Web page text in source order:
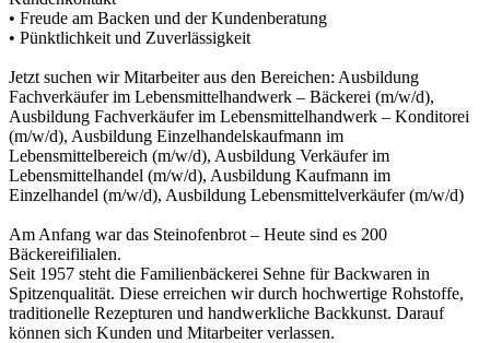
• Freude am Backen und der Kundenberatung
• Pünktlichkeit und Zuverlässigkeit
Jetzt suchen wir Mitarbeiter aus den Bereichen: Ausbildung
Fachverkäufer im Lebensmittelhandwerk – Bäckerei (m/w/d),
Ausbildung Fachverkäufer im Lebensmittelhandwerk – Konditorei
(m/w/d), Ausbildung Einzelhandelskaufmann im
Lebensmittelbereich (m/w/d), Ausbildung Verkäufer im
Lebensmittelhandel (m/w/d), Ausbildung Kaufmann im
Einzelhandel (m/w/d), Ausbildung Lebensmittelverkäufer (m/w/d)
Am Anfang war das Steinofenbrot – Heute sind es 200
Bäckereifilialen.
Seit 1957 steht die Familienbäckerei Sehne für Backwaren in
Spitzenqualität. Diese erreichen wir durch hochwertige Rohstoffe,
traditionelle Rezepturen und handwerkliche Backkunst. Darauf
können sich Kunden und Mitarbeiter verlassen.